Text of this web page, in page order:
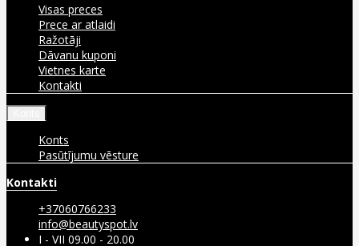
Visas preces
Prece ar atlaidi
Ražotāji
Dāvanu kuponi
Vietnes karte
Kontakti
Konts
Pasūtījumu vēsture
Kontakti
+37060766233
info@beautyspot.lv
I - VII 09.00 - 20.00